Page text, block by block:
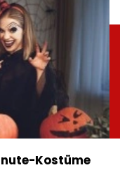
Kostüme